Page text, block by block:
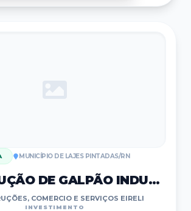
MUNICÍPIO DE LAJES PINTADAS/RN
CONSTRUÇÃO DE GALPÃO INDUSTRIAL TÊXTIL
COMERCIO E SERVIÇOS EIRELI
INVESTIMENTO